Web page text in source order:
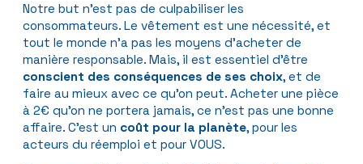
Notre but n’est pas de culpabiliser les
consommateurs. Le vêtement est une nécessité, et
tout le monde n’a pas les moyens d’acheter de
manière responsable. Mais, il est essentiel d’être
conscient des conséquences de ses choix, et de
faire au mieux avec ce qu’on peut. Acheter une pièce
à 2€ qu’on ne portera jamais, ce n’est pas une bonne
affaire. C’est un coût pour la planète, pour les
acteurs du réemploi et pour VOUS.